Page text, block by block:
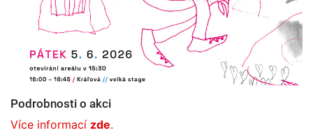
Podrobnosti o akci
Více informací zde.